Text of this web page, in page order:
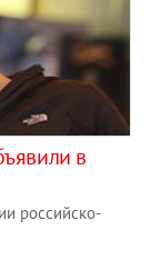
в
российско-